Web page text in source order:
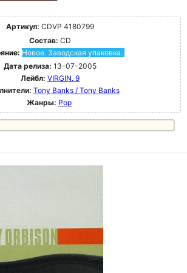
Артикул: CDVP 4180799
Состав: CD
Новое. Заводская упаковка.
Дата релиза: 13-07-2005
Лейбл: VIRGIN. 9
Tony Banks / Tony Banks
Жанры: Pop